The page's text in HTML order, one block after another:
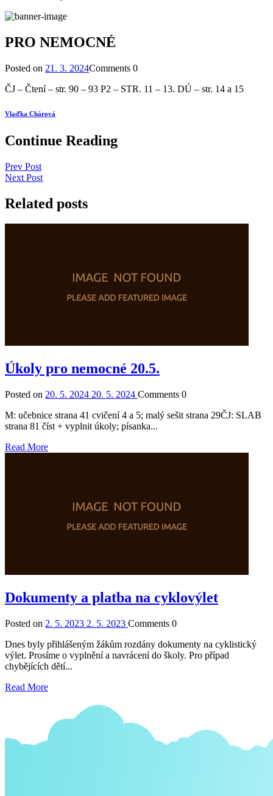
PRO NEMOCNÉ
Posted on 21. 3. 2024Comments 0
ČJ – Čtení – str. 90 – 93 P2 – STR. 11 – 13. DÚ – str. 14 a 15
Vlaďka Chárová
Continue Reading
Prev Post
Next Post
Related posts
Úkoly pro nemocné 20.5.
Posted on 20. 5. 2024 20. 5. 2024 Comments 0
M: učebnice strana 41 cvičení 4 a 5; malý sešit strana 29ČJ: SLAB
strana 81 číst + vyplnit úkoly; písanka...
Read More
Dokumenty a platba na cyklovýlet
Posted on 2. 5. 2023 2. 5. 2023 Comments 0
Dnes byly přihlášeným žákům rozdány dokumenty na cyklistický
výlet. Prosíme o vyplnění a navrácení do školy. Pro případ
chybějících dětí...
Read More